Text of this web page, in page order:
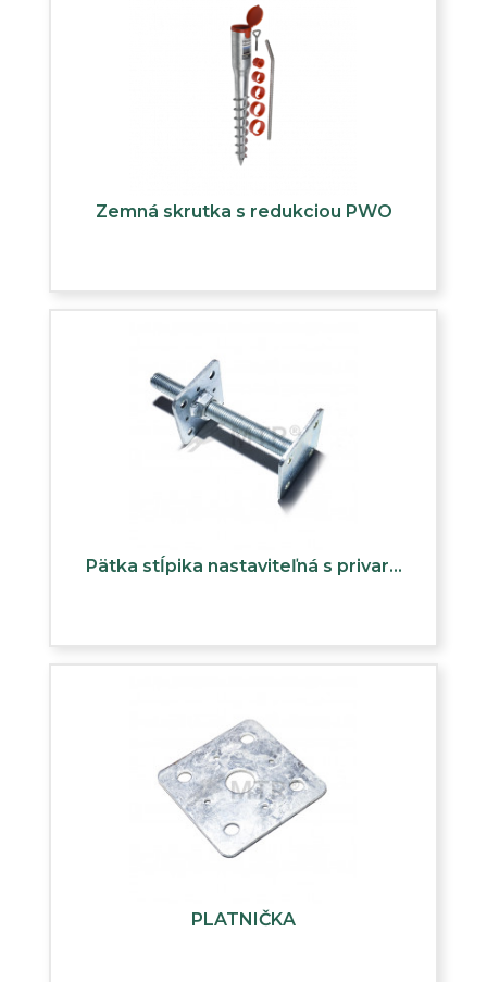
Zemná skrutka s redukciou PWO
Pätka stĺpika nastaviteľná s privar...
PLATNIČKA